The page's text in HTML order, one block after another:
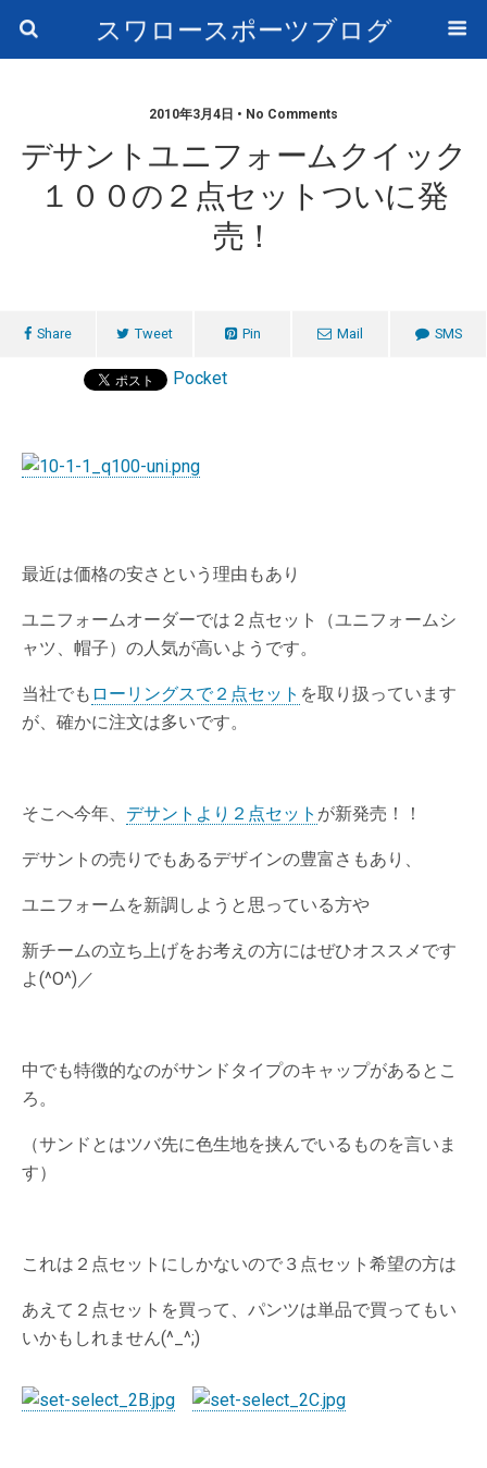
スワロースポーツブログ
2010年3月4日 • No Comments
デサントユニフォームクイック
１００の２点セットついに発
売！
Share Tweet Pin Mail SMS
Pocket
最近は価格の安さという理由もあり
ユニフォームオーダーでは２点セット（ユニフォームシ
ャツ、帽子）の人気が高いようです。
当社でも ローリングスで２点セット を取り扱っています
が、確かに注文は多いです。
そこへ今年、 デサントより２点セット が新発売！！
デサントの売りでもあるデザインの豊富さもあり、
ユニフォームを新調しようと思っている方や
新チームの立ち上げをお考えの方にはぜひオススメです
よ(^O^)／
中でも特徴的なのがサンドタイプのキャップがあるとこ
ろ。
（サンドとはツバ先に色生地を挟んでいるものを言いま
す）
これは２点セットにしかないので３点セット希望の方は
あえて２点セットを買って、パンツは単品で買ってもい
いかもしれません(^_^;)